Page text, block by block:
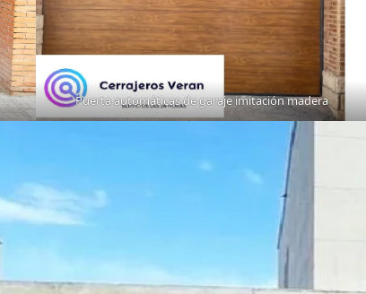
Puerta automáticas de garaje imitación madera